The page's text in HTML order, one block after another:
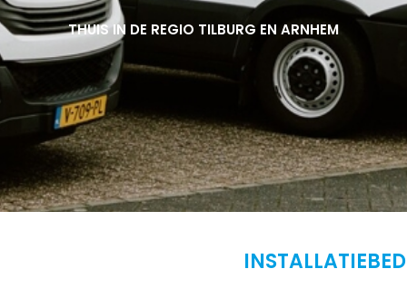
THUIS IN DE REGIO TILBURG EN ARNHEM
THUIS IN DE REGIO TILBURG EN ARNHEM
THUIS IN DE REGIO TILBURG EN ARNHEM